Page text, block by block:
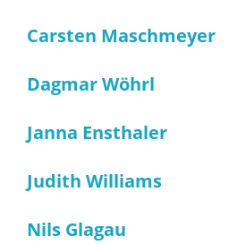
Carsten Maschmeyer
Dagmar Wöhrl
Janna Ensthaler
Judith Williams
Nils Glagau